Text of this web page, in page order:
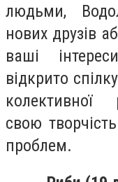
людьми,
нових друзів
ваші
відкрито
колективної
свою
проблем.